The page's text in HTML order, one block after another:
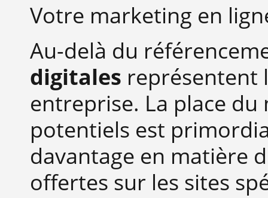
Votre marketing en
Au-delà du
digitales représentent
entreprise. La place
potentiels est
davantage en matière
offertes sur les sites